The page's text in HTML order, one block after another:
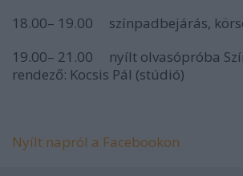
18.00– 19.00 színpadbejárás,
19.00– 21.00 nyílt olvasópróba
rendező: Kocsis Pál (stúdió)
Nyílt napról a Facebookon